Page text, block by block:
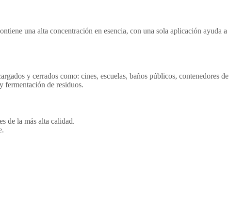
una alta concentración en esencia, con una sola aplicación ayuda a
y cerrados como: cines, escuelas, baños públicos, contenedores de
fermentación de residuos.
de la más alta calidad.